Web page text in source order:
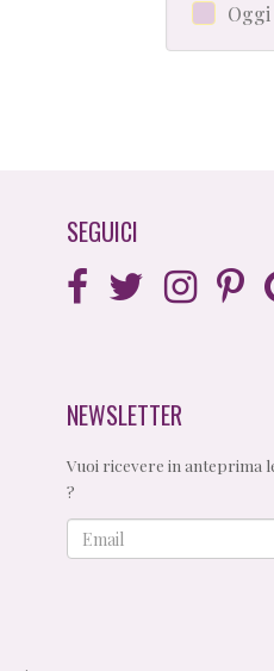
Oggi
SEGUICI
NEWSLETTER
Vuoi ricevere in anteprima
?
Email